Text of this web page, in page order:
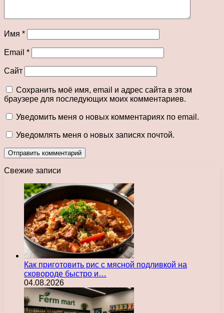
Имя *
Email *
Сайт
Сохранить моё имя, email и адрес сайта в этом
браузере для последующих моих комментариев.
Уведомить меня о новых комментариях по email.
Уведомлять меня о новых записях почтой.
Свежие записи
Как приготовить рис с мясной подливкой на
сковороде быстро и…
04.08.2026